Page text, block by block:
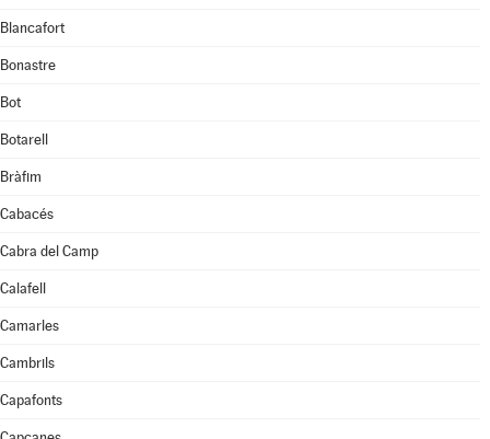
Blancafort
Bonastre
Bot
Botarell
Bràfim
Cabacés
Cabra del Camp
Calafell
Camarles
Cambrils
Capafonts